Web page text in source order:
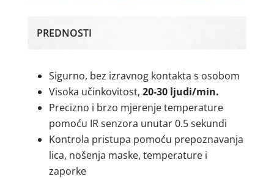
PREDNOSTI
Sigurno, bez izravnog kontakta s osobom
Visoka učinkovitost, 20-30 ljudi/min.
Precizno i brzo mjerenje temperature
pomoću IR senzora unutar 0.5 sekundi
Kontrola pristupa pomoću prepoznavanja
lica, nošenja maske, temperature i
zaporke